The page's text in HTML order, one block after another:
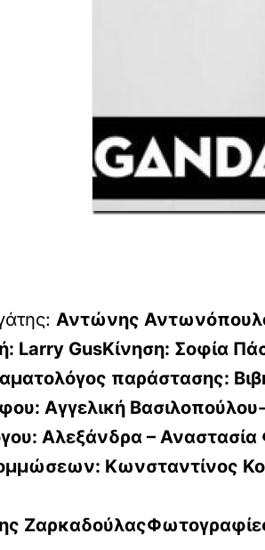
Αντώνης
Larry GusΚίνηση: Σοφία
παράστασης:
Αγγελική
Αλεξάνδρα – Αναστασία
Κωνσταντίνος